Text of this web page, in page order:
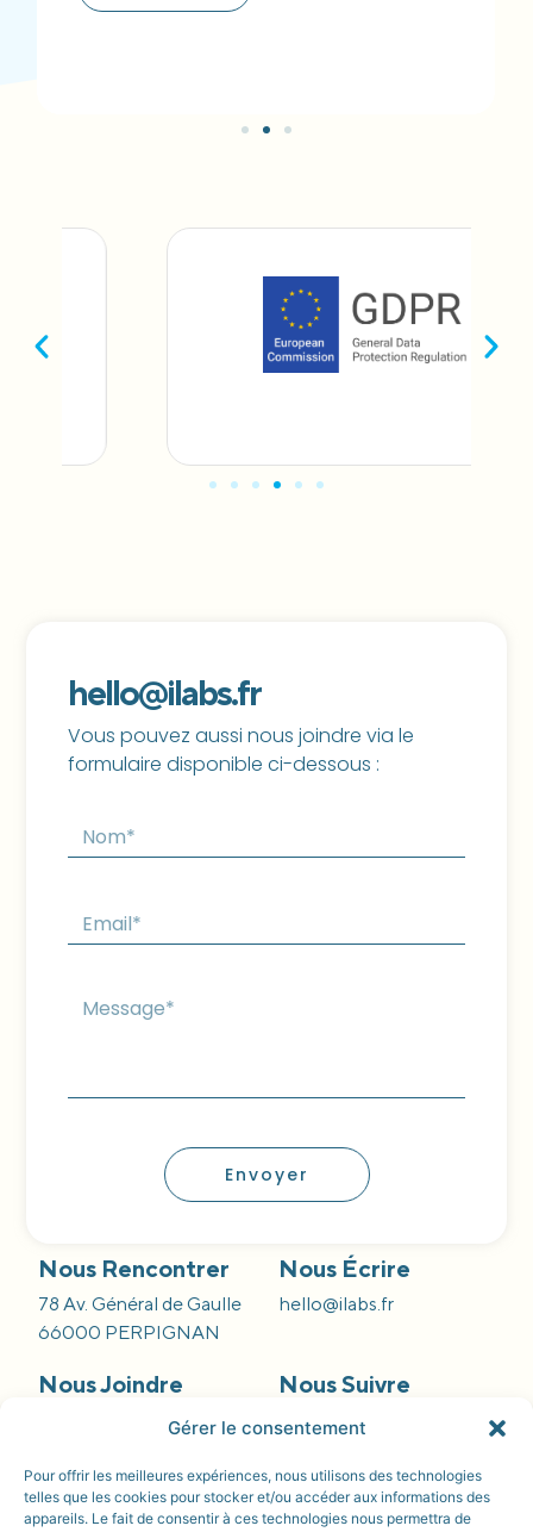
Gérer le consentement
Pour offrir les meilleures expériences, nous utilisons des technologies
telles que les cookies pour stocker et/ou accéder aux informations des
appareils. Le fait de consentir à ces technologies nous permettra de
hello@ilabs.fr
Vous pouvez aussi nous joindre via le
formulaire disponible ci-dessous :
Envoyer
Nous Rencontrer
78 Av. Général de Gaulle
66000 PERPIGNAN
Nous Écrire
hello@ilabs.fr
Nous Joindre Nous Suivre